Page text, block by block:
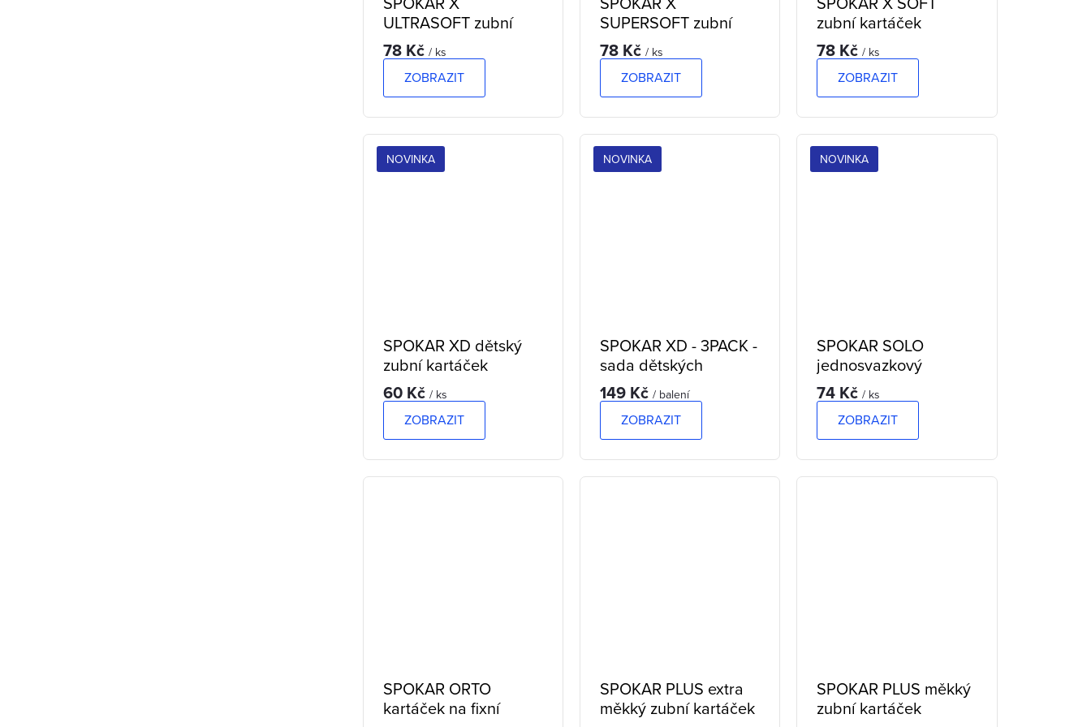
ULTRASOFT zubní
kartáček
78 Kč / ks
ZOBRAZIT
SUPERSOFT zubní
kartáček
78 Kč/ ks
ZOBRAZIT
zubní kartáček
78 Kč/ ks
ZOBRAZIT
NOVINKA
SPOKAR XD dětský
zubní kartáček
60 Kč / ks
ZOBRAZIT
NOVINKA
SPOKAR XD - 3PACK -
sada dětských
zubních kartáčků
149 Kč/ balení
ZOBRAZIT
NOVINKA
SPOKAR SOLO
jednosvazkový
kartáček
74 Kč/ ks
ZOBRAZIT
SPOKAR ORTO
kartáček na fixní
SPOKAR PLUS extra
měkký zubní kartáček
SPOKAR PLUS měkký
zubní kartáček